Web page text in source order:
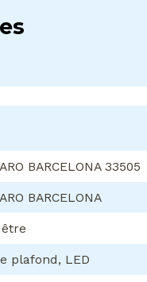
BARCELONA 33505
BARCELONA
plafond, LED